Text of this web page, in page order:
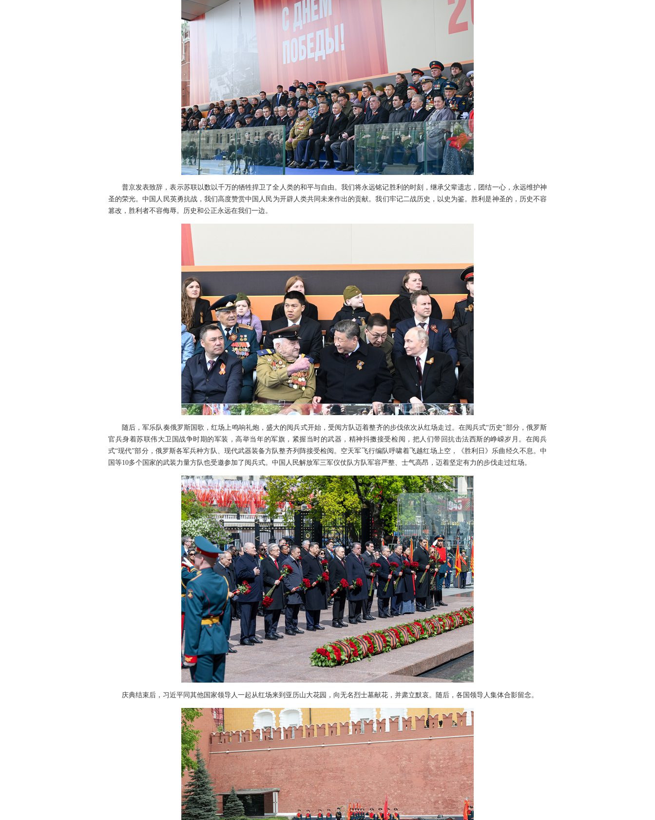
普京发表致辞，表示苏联以数以千万的牺牲捍卫了全人类的和平与自由。我们将永远铭记胜利的时刻，继承父辈遗志，团结一心，永远维护神
圣的荣光。中国人民英勇抗战，我们高度赞赏中国人民为开辟人类共同未来作出的贡献。我们牢记二战历史，以史为鉴。胜利是神圣的，历史不容
篡改，胜利者不容侮辱。历史和公正永远在我们一边。
随后，军乐队奏俄罗斯国歌，红场上鸣响礼炮，盛大的阅兵式开始，受阅方队迈着整齐的步伐依次从红场走过。在阅兵式“历史”部分，俄罗斯
官兵身着苏联伟大卫国战争时期的军装，高举当年的军旗，紧握当时的武器，精神抖擞接受检阅，把人们带回抗击法西斯的峥嵘岁月。在阅兵
式“现代”部分，俄罗斯各军兵种方队、现代武器装备方队整齐列阵接受检阅。空天军飞行编队呼啸着飞越红场上空，《胜利日》乐曲经久不息。中
国等10多个国家的武装力量方队也受邀参加了阅兵式。中国人民解放军三军仪仗队方队军容严整、士气高昂，迈着坚定有力的步伐走过红场。
庆典结束后，习近平同其他国家领导人一起从红场来到亚历山大花园，向无名烈士墓献花，并肃立默哀。随后，各国领导人集体合影留念。